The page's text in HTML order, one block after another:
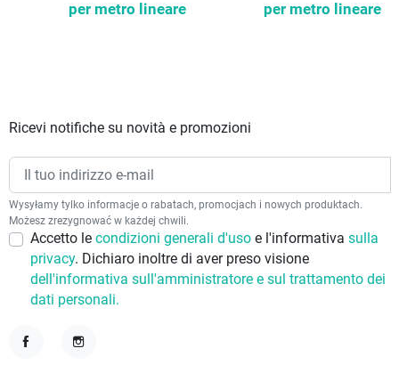
per metro lineare
per metro lineare
Ricevi notifiche su novità e promozioni
Wysyłamy tylko informacje o rabatach, promocjach i nowych produktach.
Możesz zrezygnować w każdej chwili.
Accetto le condizioni generali d'uso e l'informativa sulla
privacy. Dichiaro inoltre di aver preso visione
dell'informativa sull'amministratore e sul trattamento dei
dati personali.